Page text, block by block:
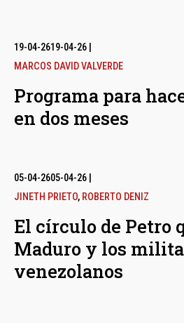
19-04-2619-04-26
MARCOS DAVID VALVERDE
Programa para
en dos meses
05-04-2605-04-26
JINETH PRIETO, ROBERTO DENIZ
El círculo de Petro
Maduro y los
venezolanos